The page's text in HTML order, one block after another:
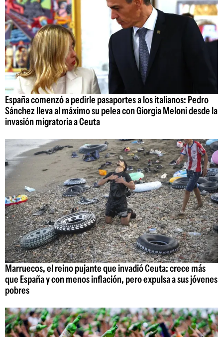
España comenzó a pedirle pasaportes a los italianos: Pedro
Sánchez lleva al máximo su pelea con Giorgia Meloni desde la
invasión migratoria a Ceuta
Marruecos, el reino pujante que invadió Ceuta: crece más
que España y con menos inflación, pero expulsa a sus jóvenes
pobres